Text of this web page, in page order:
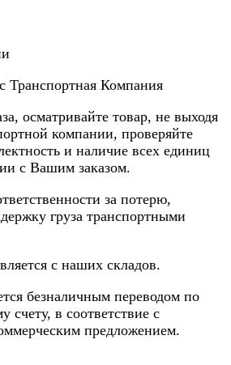
Компания
осматривайте товар, не выходя
компании, проверяйте
и наличие всех единиц
с Вашим заказом.
за потерю,
груза транспортными
с наших складов.
безналичным переводом по
счету, в соответствие с
предложением.